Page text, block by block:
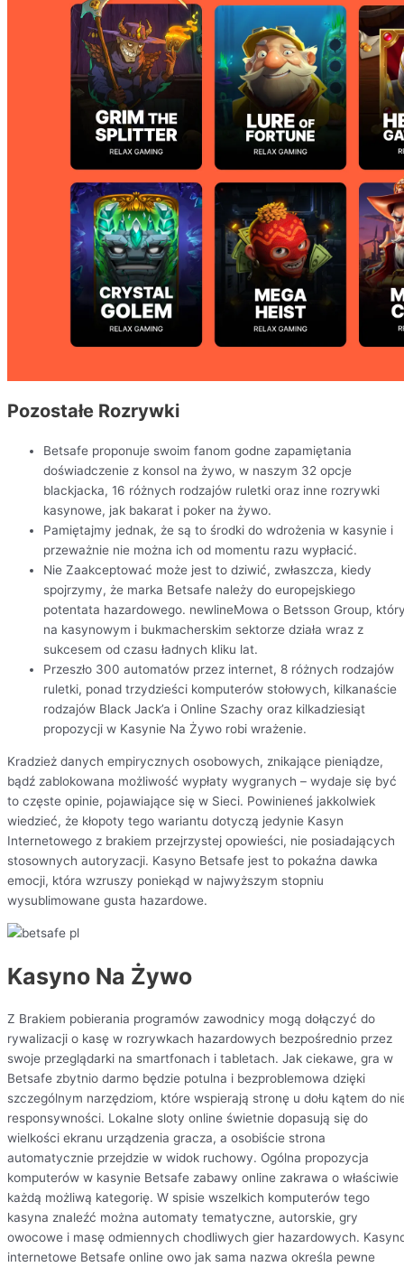
Pozostałe Rozrywki
Betsafe proponuje swoim fanom godne zapamiętania
doświadczenie z konsol na żywo, w naszym 32 opcje
blackjacka, 16 różnych rodzajów ruletki oraz inne rozrywki
kasynowe, jak bakarat i poker na żywo.
Pamiętajmy jednak, że są to środki do wdrożenia w kasynie i
przeważnie nie można ich od momentu razu wypłacić.
Nie Zaakceptować może jest to dziwić, zwłaszcza, kiedy
spojrzymy, że marka Betsafe należy do europejskiego
potentata hazardowego. newlineMowa o Betsson Group,
na kasynowym i bukmacherskim sektorze działa wraz z
sukcesem od czasu ładnych kliku lat.
Przeszło 300 automatów przez internet, 8 różnych rodzajów
ruletki, ponad trzydzieści komputerów stołowych, kilkanaście
rodzajów Black Jack’a i Online Szachy oraz kilkadziesiąt
propozycji w Kasynie Na Żywo robi wrażenie.
Kradzież danych empirycznych osobowych, znikające pieniądze,
bądź zablokowana możliwość wypłaty wygranych – wydaje się być
to częste opinie, pojawiające się w Sieci. Powinieneś jakkolwiek
wiedzieć, że kłopoty tego wariantu dotyczą jedynie Kasyn
Internetowego z brakiem przejrzystej opowieści, nie posiadających
stosownych autoryzacji. Kasyno Betsafe jest to pokaźna dawka
emocji, która wzruszy poniekąd w najwyższym stopniu
wysublimowane gusta hazardowe.
Kasyno Na Żywo
Z Brakiem pobierania programów zawodnicy mogą dołączyć do
rywalizacji o kasę w rozrywkach hazardowych bezpośrednio przez
swoje przeglądarki na smartfonach i tabletach. Jak ciekawe, gra w
Betsafe zbytnio darmo będzie potulna i bezproblemowa dzięki
szczególnym narzędziom, które wspierają stronę u dołu kątem do
responsywności. Lokalne sloty online świetnie dopasują się do
wielkości ekranu urządzenia gracza, a osobiście strona
automatycznie przejdzie w widok ruchowy. Ogólna propozycja
komputerów w kasynie Betsafe zabawy online zakrawa o właściwie
każdą możliwą kategorię. W spisie wszelkich komputerów tego
kasyna znaleźć można automaty tematyczne, autorskie, gry
owocowe i masę odmiennych chodliwych gier hazardowych.
internetowe Betsafe online owo jak sama nazwa określa pewne